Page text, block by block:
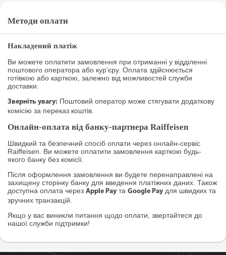
Методи оплати
Накладений платіж
Ви можете оплатити замовлення при отриманні у відділенні
поштового оператора або кур'єру. Оплата здійснюється
готівкою або карткою, залежно від можливостей служби
доставки.
Зверніть увагу: Поштовий оператор може стягувати додаткову
комісію за переказ коштів.
Онлайн-оплата від банку-партнера Raiffeisen
Швидкий та безпечний спосіб оплати через онлайн-сервіс
Raiffeisen. Ви можете оплатити замовлення карткою будь-
якого банку без комісії.
Після оформлення замовлення ви будете перенаправлені на
захищену сторінку банку для введення платіжних даних. Також
доступна оплата через Apple Pay та Google Pay для швидких та
зручних транзакцій.
Якщо у вас виникли питання щодо оплати, звертайтеся до
нашої служби підтримки!